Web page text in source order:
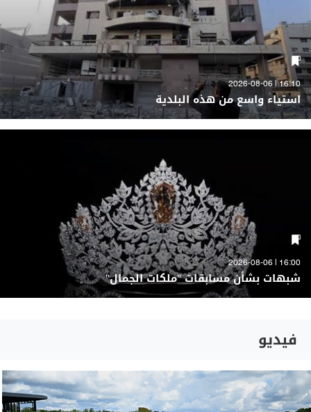
16:10 | 2026-08-06
استياء واسع من هذه البلدية
16:00 | 2026-08-06
شبهات بشأن مسابقات "ملكات الجمال"
فيديو